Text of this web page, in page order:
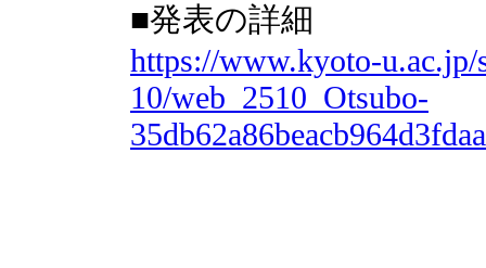
■発表の詳細
https://www.kyoto-
10/web_2510_Otsubo-